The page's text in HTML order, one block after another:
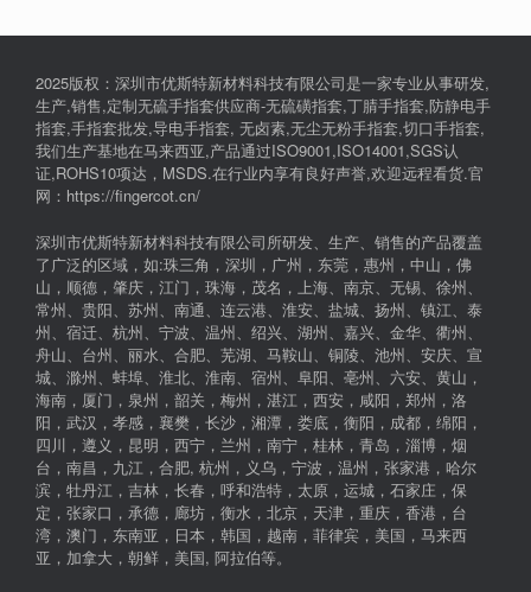
2025版权：深圳市优斯特新材料科技有限公司是一家专业从事研发,
生产,销售,定制无硫手指套供应商-无硫磺指套,丁腈手指套,防静电手
指套,手指套批发,导电手指套, 无卤素,无尘无粉手指套,切口手指套,
我们生产基地在马来西亚,产品通过ISO9001,ISO14001,SGS认
证,ROHS10项达，MSDS.在行业内享有良好声誉,欢迎远程看货.官
网：https://fingercot.cn/
深圳市优斯特新材料科技有限公司所研发、生产、销售的产品覆盖
了广泛的区域，如:珠三角，深圳，广州，东莞，惠州，中山，佛
山，顺德，肇庆，江门，珠海，茂名，上海、南京、无锡、徐州、
常州、贵阳、苏州、南通、连云港、淮安、盐城、扬州、镇江、泰
州、宿迁、杭州、宁波、温州、绍兴、湖州、嘉兴、金华、衢州、
舟山、台州、丽水、合肥、芜湖、马鞍山、铜陵、池州、安庆、宣
城、滁州、蚌埠、淮北、淮南、宿州、阜阳、亳州、六安、黄山，
海南，厦门，泉州，韶关，梅州，湛江，西安，咸阳，郑州，洛
阳，武汉，孝感，襄樊，长沙，湘潭，娄底，衡阳，成都，绵阳，
四川，遵义，昆明，西宁，兰州，南宁，桂林，青岛，淄博，烟
台，南昌，九江，合肥, 杭州，义乌，宁波，温州，张家港，哈尔
滨，牡丹江，吉林，长春，呼和浩特，太原，运城，石家庄，保
定，张家口，承德，廊坊，衡水，北京，天津，重庆，香港，台
湾，澳门，东南亚，日本，韩国，越南，菲律宾，美国，马来西
亚，加拿大，朝鲜，美国, 阿拉伯等。